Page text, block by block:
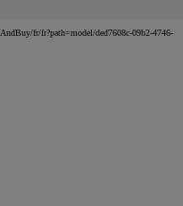
fr/fr?path=model/ded7608c-09b2-4746-